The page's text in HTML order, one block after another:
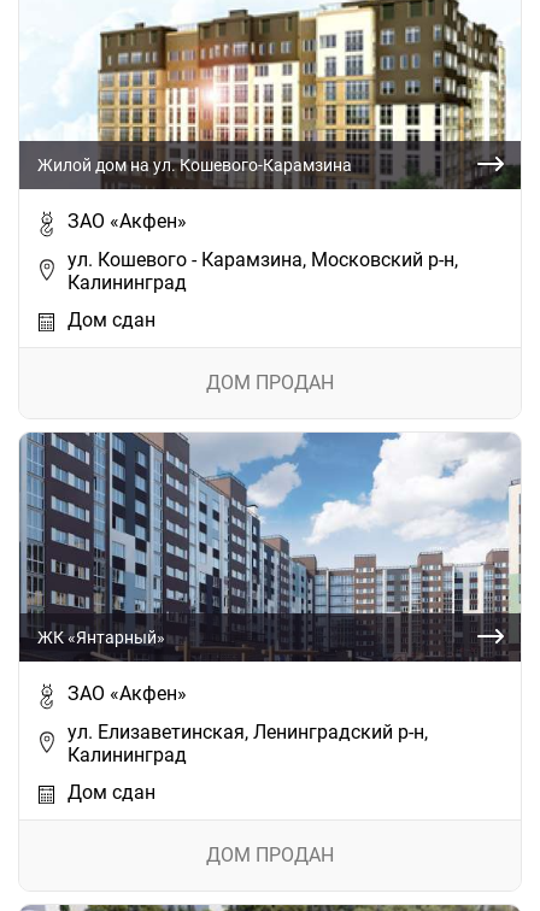
Жилой дом на ул. Кошевого-Карамзина
ЗАО «Акфен»
ул. Кошевого - Карамзина, Московский р-н,
Калининград
Дом сдан
ДОМ ПРОДАН
ЖК «Янтарный»
ЗАО «Акфен»
ул. Елизаветинская, Ленинградский р-н,
Калининград
Дом сдан
ДОМ ПРОДАН